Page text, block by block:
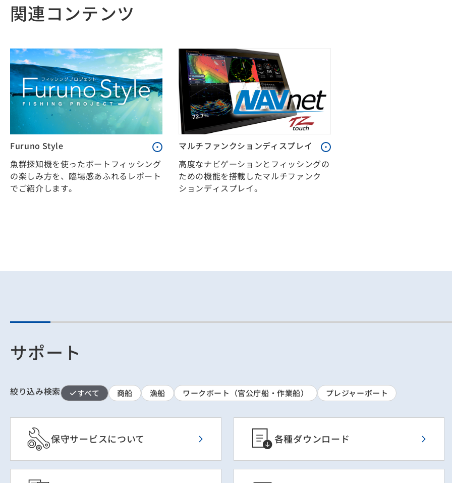
関連コンテンツ
Furuno Style
魚群探知機を使ったボートフィッシング
の楽しみ方を、臨場感あふれるレポート
でご紹介します。
マルチファンクションディスプレイ
高度なナビゲーションとフィッシングの
ための機能を搭載したマルチファンク
ションディスプレイ。
サポート
絞り込み検索 すべて 商船 漁船 ワークボート（官公庁船・作業船） プレジャーボート
保守サービスについて 各種ダウンロード